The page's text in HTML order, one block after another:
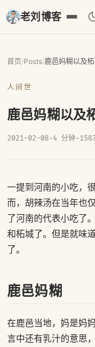
老刘博客
首页/Posts/鹿邑妈糊以及
人间世
鹿邑妈糊以及
2021-02-08· 4 分钟·
一提到河南的小吃，
而，胡辣汤在当年也
了河南的代表小吃了
和柘城了。但是就味
了。
鹿邑妈糊
在鹿邑当地，妈是妈
言中还有乳汁的意思